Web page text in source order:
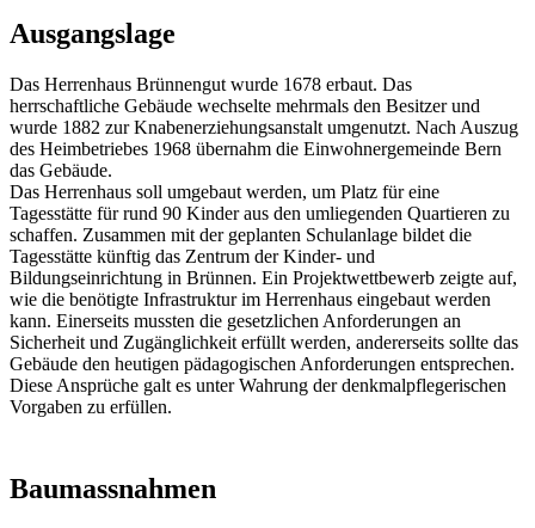
Ausgangslage
Das Herrenhaus Brünnengut wurde 1678 erbaut. Das
herrschaftliche Gebäude wechselte mehrmals den Besitzer und
wurde 1882 zur Knabenerziehungsanstalt umgenutzt. Nach Auszug
des Heimbetriebes 1968 übernahm die Einwohnergemeinde Bern
das Gebäude.
Das Herrenhaus soll umgebaut werden, um Platz für eine
Tagesstätte für rund 90 Kinder aus den umliegenden Quartieren zu
schaffen. Zusammen mit der geplanten Schulanlage bildet die
Tagesstätte künftig das Zentrum der Kinder- und
Bildungseinrichtung in Brünnen. Ein Projektwettbewerb zeigte auf,
wie die benötigte Infrastruktur im Herrenhaus eingebaut werden
kann. Einerseits mussten die gesetzlichen Anforderungen an
Sicherheit und Zugänglichkeit erfüllt werden, andererseits sollte das
Gebäude den heutigen pädagogischen Anforderungen entsprechen.
Diese Ansprüche galt es unter Wahrung der denkmalpflegerischen
Vorgaben zu erfüllen.
Baumassnahmen